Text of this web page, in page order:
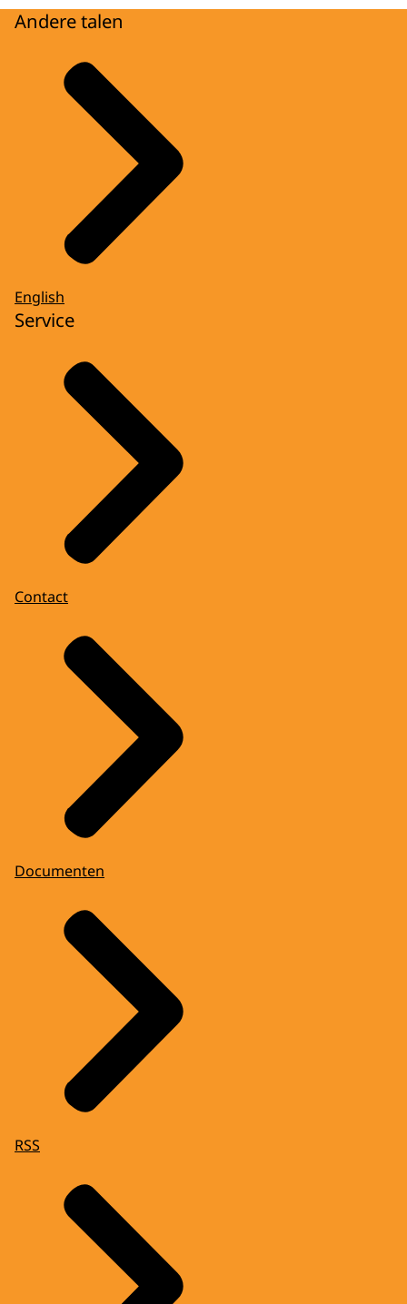
Andere talen
English
Service
Contact
Documenten
RSS